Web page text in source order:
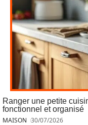
Ranger une petite
fonctionnel et organisé
MAISON 30/07/2026